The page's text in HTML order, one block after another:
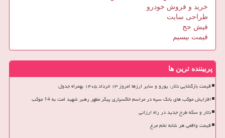
خرید و فروش خودرو
طراحی سایت
فیش حج
قیمت بیسیم
پربیننده ترین ها
قیمت بازگشایی دلار، یورو و سایر ارزها امروز ۱۳ خرداد ۱۴۰۵ بهمراه جدول
افزایش موکب های بانک سپه در مراسم خاکسپاری پیکر مطهر رهبر شهید امت به 14 موکب
دلار و سکه طرح جدید در راه ارزانی
قیمت واقعی هر شانه تخم مرغ